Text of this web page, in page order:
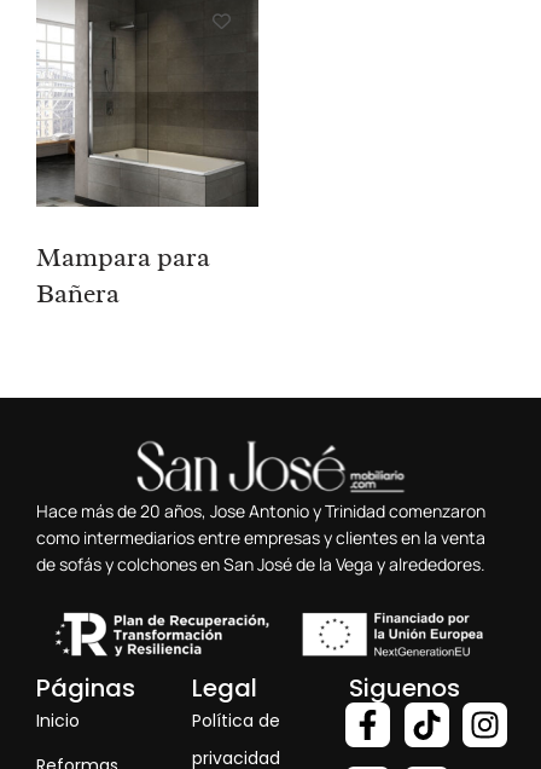
Mampara para
Bañera
Hace más de 20 años, Jose Antonio y Trinidad comenzaron
como intermediarios entre empresas y clientes en la venta
de sofás y colchones en San José de la Vega y alrededores.
Páginas
Inicio
Legal
Política de
privacidad
Siguenos